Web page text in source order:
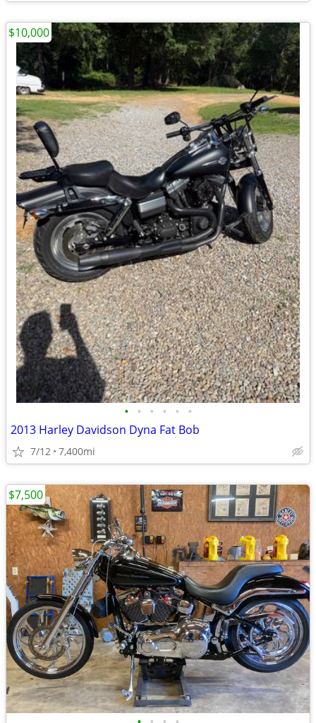
• • • • • •
2013 Harley Davidson Dyna Fat Bob
7/12 7,400mi
$10,000
$7,500